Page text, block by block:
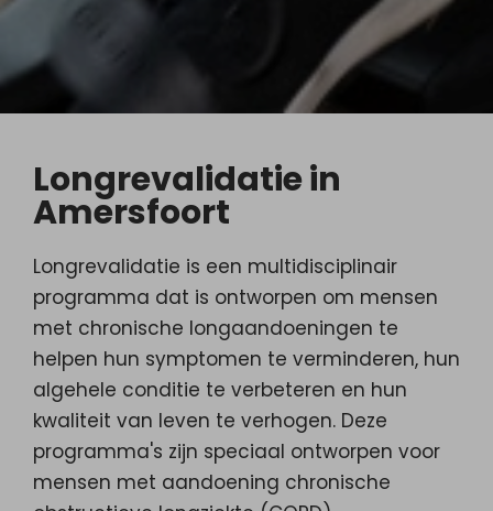
Longrevalidatie in
Amersfoort
Longrevalidatie is een multidisciplinair
programma dat is ontworpen om mensen
met chronische longaandoeningen te
helpen hun symptomen te verminderen, hun
algehele conditie te verbeteren en hun
kwaliteit van leven te verhogen. Deze
programma's zijn speciaal ontworpen voor
mensen met aandoening chronische